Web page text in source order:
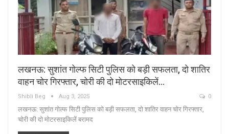
लखनऊ: सुशांत गोल्फ सिटी पुलिस को बड़ी सफलता, दो शातिर
वाहन चोर गिरफ्तार, चोरी की दो मोटरसाइकिलें…
Shibli Beg Aug 3, 2025 0
लखनऊ: सुशांत गोल्फ सिटी पुलिस को बड़ी सफलता, दो शातिर वाहन चोर गिरफ्तार,
चोरी की दो मोटरसाइकिलें बरामद